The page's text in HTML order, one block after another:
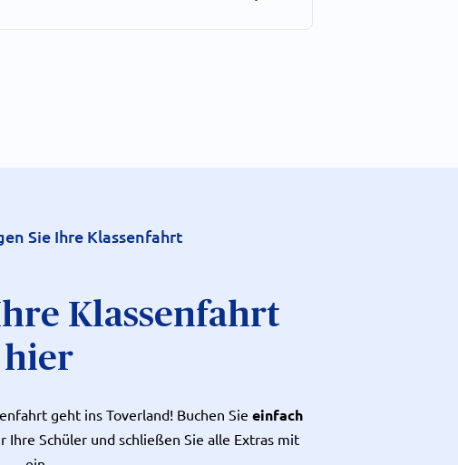
Sie Ihre Klassenfahrt
Klassenfahrt
hier
geht ins Toverland! Buchen Sieeinfach
Ihre Schüler und schließen Sie alle Extras mit